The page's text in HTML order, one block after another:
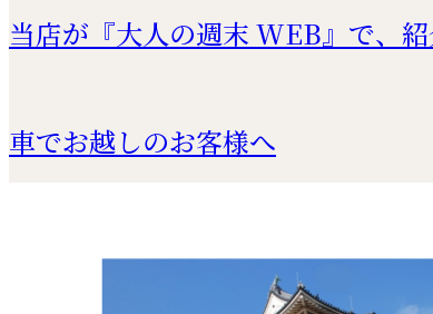
当店が『大人の週末 WEB』で、紹
車でお越しのお客様へ